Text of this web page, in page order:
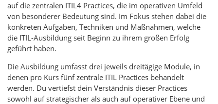
auf die zentralen ITIL4 Practices, die im operativen Umfeld
von besonderer Bedeutung sind. Im Fokus stehen dabei die
konkreten Aufgaben, Techniken und Maßnahmen, welche
die ITIL-Ausbildung seit Beginn zu ihrem großen Erfolg
geführt haben.
Die Ausbildung umfasst drei jeweils dreitägige Module, in
denen pro Kurs fünf zentrale ITIL Practices behandelt
werden. Du vertiefst dein Verständnis dieser Practices
sowohl auf strategischer als auch auf operativer Ebene und